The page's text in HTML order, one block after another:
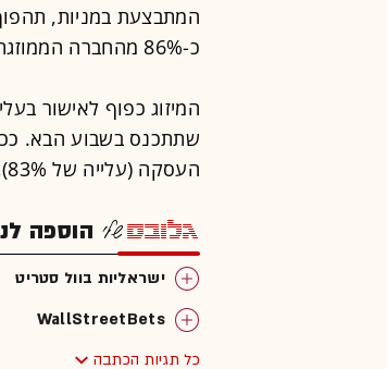
כ-86% מהחברה הממוזגת), החברה תיקרא SharpLink ותהיה לה הנהלה חדשה.
שתתכנס בשבוע הבא.
העסקה (עלייה של 83%), אין כרגע שינוי בתוכניות המיזוג ובאסיפה המתוכננת.
הוספה
ישראליות בוול סטריט
WallStreetBets
כל תגיות הכתבה